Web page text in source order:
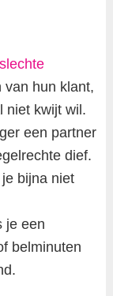
slechte
van hun klant,
niet kwijt wil.
een partner
dief.
bijna niet
je een
belminuten